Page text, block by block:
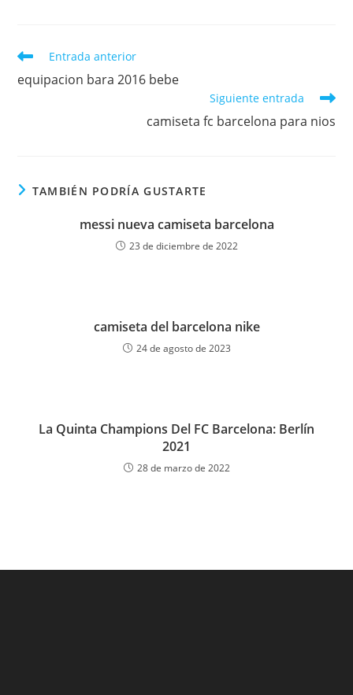
Leer
artículos
Entrada anterior
equipacion bara 2016 bebe
Siguiente entrada
camiseta fc barcelona para nios
TAMBIÉN PODRÍA GUSTARTE
messi nueva camiseta barcelona
23 de diciembre de 2022
camiseta del barcelona nike
24 de agosto de 2023
La Quinta Champions Del FC Barcelona: Berlín
2021
28 de marzo de 2022